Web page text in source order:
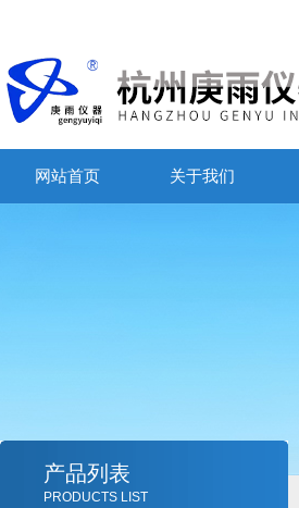
网站首页 关于我们
产品列表
PRODUCTS LIST